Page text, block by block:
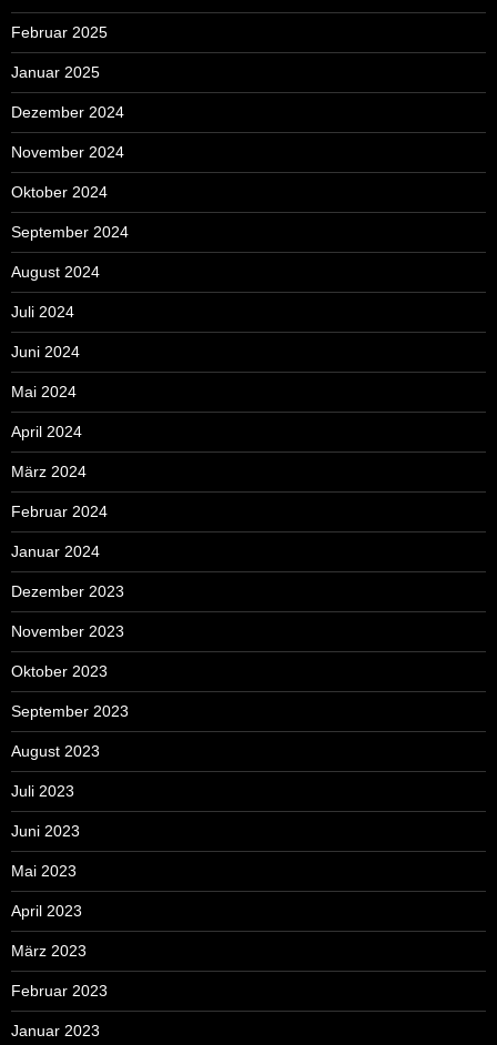
Februar 2025
Januar 2025
Dezember 2024
November 2024
Oktober 2024
September 2024
August 2024
Juli 2024
Juni 2024
Mai 2024
April 2024
März 2024
Februar 2024
Januar 2024
Dezember 2023
November 2023
Oktober 2023
September 2023
August 2023
Juli 2023
Juni 2023
Mai 2023
April 2023
März 2023
Februar 2023
Januar 2023